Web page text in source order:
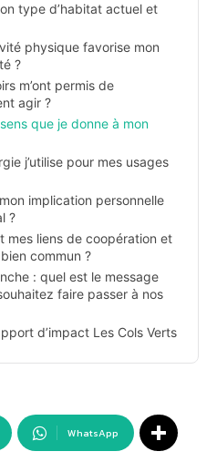
type d’habitat actuel et
physique favorise mon
?
m’ont permis de
agir ?
que je donne à mon
j’utilise pour mes usages
implication personnelle
?
mes liens de coopération et
commun ?
: quel est le message
faire passer à nos
d’impact Les Cols Verts
WhatsApp